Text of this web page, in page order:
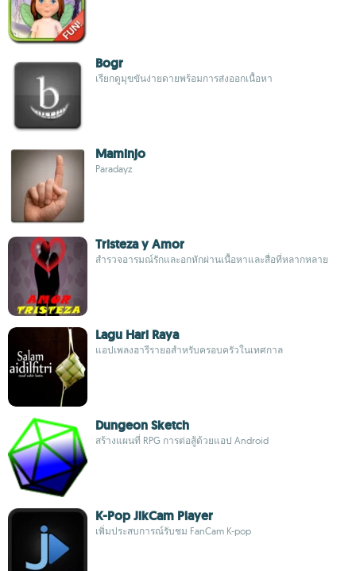
Bogr
เรียกดูมุขขันง่ายดายพร้อมการส่งออกเนื้อหา
Maminjo
Paradayz
Tristeza y Amor
สำรวจอารมณ์รักและอกหักผ่านเนื้อหาและสื่อที่หลากหลาย
Lagu Hari Raya
แอปเพลงฮารีรายอสำหรับครอบครัวในเทศกาล
Dungeon Sketch
สร้างแผนที่ RPG การต่อสู้ด้วยแอป Android
K-Pop JikCam Player
เพิ่มประสบการณ์รับชม FanCam K-pop